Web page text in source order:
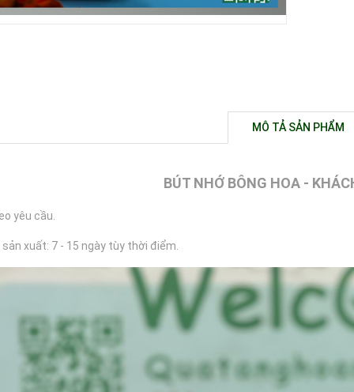
MÔ TẢ SẢN PHẨM
BÚT NHỚ BÔNG HOA -
yêu cầu.
xuất: 7 - 15 ngày tùy thời điểm.